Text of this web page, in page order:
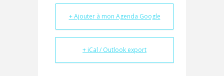
+ Ajouter à mon Agenda Google
+ iCal / Outlook export